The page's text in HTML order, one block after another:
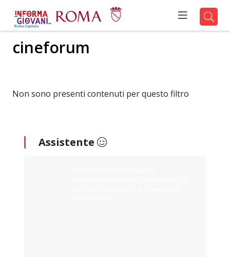
cineforum
Non sono presenti contenuti per questo filtro
Assistente